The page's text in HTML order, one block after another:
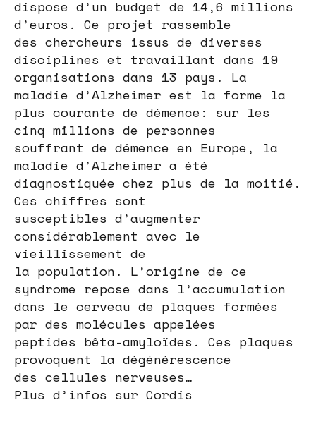
dispose d’un budget de 14,6 millions
d’euros. Ce projet rassemble
des chercheurs issus de diverses
disciplines et travaillant dans 19
organisations dans 13 pays. La
maladie d’Alzheimer est la forme la
plus courante de démence: sur les
cinq millions de personnes
souffrant de démence en Europe, la
maladie d’Alzheimer a été
diagnostiquée chez plus de la moitié.
Ces chiffres sont
susceptibles d’augmenter
considérablement avec le
vieillissement de
la population. L’origine de ce
syndrome repose dans l’accumulation
dans le cerveau de plaques formées
par des molécules appelées
peptides bêta-amyloïdes. Ces plaques
provoquent la dégénérescence
des cellules nerveuses…
Plus d’infos sur Cordis